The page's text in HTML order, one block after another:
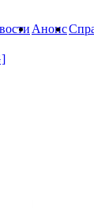
Анонс